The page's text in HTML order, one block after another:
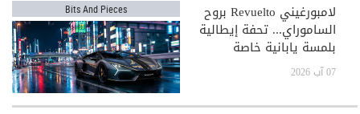
Bits And Pieces لامبورغيني Revuelto بروح
الساموراي... تحفة إيطالية
بلمسة يابانية خاصة
07 آب 2026